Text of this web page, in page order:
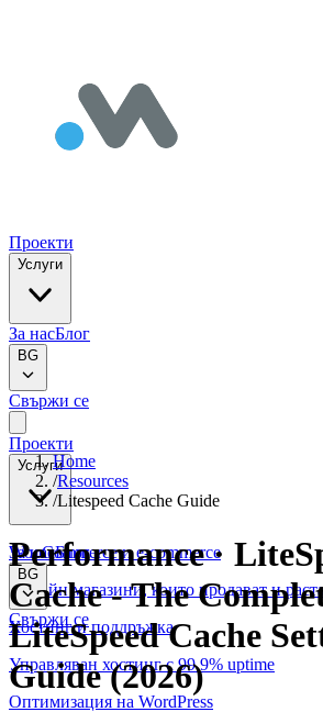
Проекти
Услуги
За насБлог
BG
Свържи се
Проекти
Услуги
WooCommerce и е-commerce
Онлайн магазини, които продават и
Хостинг и поддръжка
Управляван хостинг с 99.9% uptime
Оптимизация на WordPress
За насБлог
BG
Свържи се
Home
/Resources
/Litespeed Cache Guide
Performance ·
Cache-The
LiteSpeed Cache
Guide (2026)